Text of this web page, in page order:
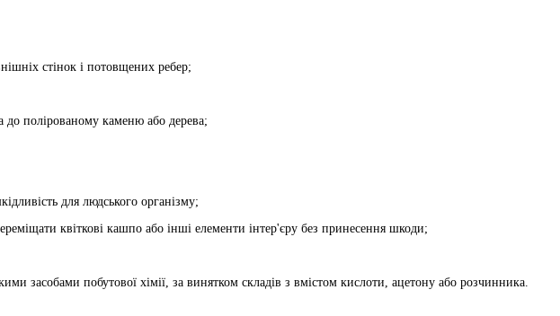
стінок і потовщених ребер;
до полірованому каменю або дерева;
для людського організму;
квіткові кашпо або інші елементи інтер'єру без принесення шкоди;
засобами побутової хімії, за винятком складів з вмістом кислоти, ацетону або розчинника.